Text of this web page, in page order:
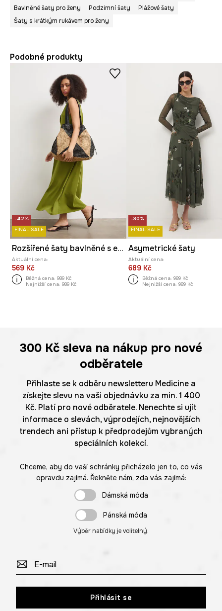
Bavlněné šaty pro ženy
Podzimní šaty
Plážové šaty
Šaty s krátkým rukávem pro ženy
Podobné produkty
-42%
FINAL SALE
Rozšířené šaty bavlněné s elastanem hladké
Aktuální cena:
569 Kč
Běžná cena: 989 Kč
Nejnižší cena: 989 Kč
-30%
FINAL SALE
Asymetrické šaty
Aktuální cena:
689 Kč
Běžná cena: 989 Kč
Nejnižší cena: 989 Kč
300 Kč sleva na nákup pro nové
odběratele
Přihlaste se k odběru newsletteru Medicine a
získejte slevu na vaši objednávku za min. 1 400
Kč. Platí pro nové odběratele. Nenechte si ujít
informace o slevách, výprodejích, nejnovějších
trendech ani přístup k předprodejům vybraných
speciálních kolekcí.
Chceme, aby do vaší schránky přicházelo jen to, co vás
opravdu zajímá. Řekněte nám, zda vás zajímá:
Dámská móda
Pánská móda
Výběr nabídky je volitelný.
Přihlásit se